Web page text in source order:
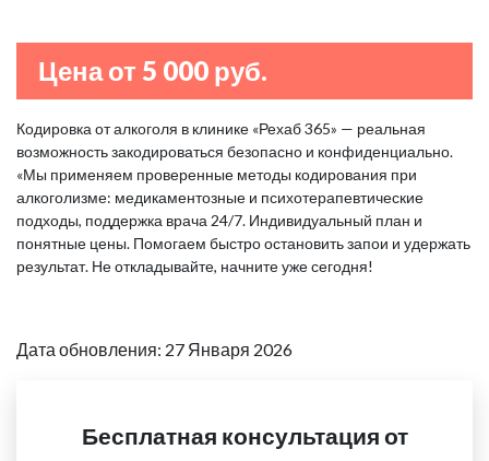
Цена от 5 000 руб.
Кодировка от алкоголя в клинике «Рехаб 365» — реальная
возможность закодироваться безопасно и конфиденциально.
«Мы применяем проверенные методы кодирования при
алкоголизме: медикаментозные и психотерапевтические
подходы, поддержка врача 24/7. Индивидуальный план и
понятные цены. Помогаем быстро остановить запои и удержать
результат. Не откладывайте, начните уже сегодня!
Дата обновления: 27 Января 2026
Бесплатная консультация от